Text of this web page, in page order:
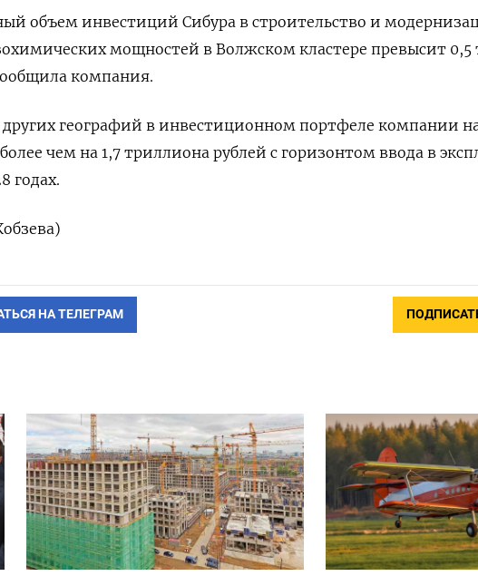
объем инвестиций Сибура в строительство и
мощностей в Волжском кластере превысит 0,5
компания.
географий в инвестиционном портфеле компании
чем на 1,7 триллиона рублей с горизонтом ввода в
годах.
НА ТЕЛЕГРАМ